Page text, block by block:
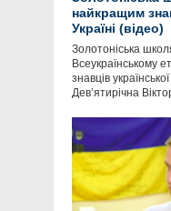
найкращим
Україні (відео)
Золотоніська
Всеукраїнському
знавців
Дев’ятирічна